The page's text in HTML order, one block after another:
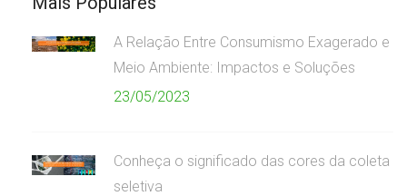
A Relação Entre Consumismo Exagerado e
Meio Ambiente: Impactos e Soluções
23/05/2023
Conheça o significado das cores da coleta
seletiva